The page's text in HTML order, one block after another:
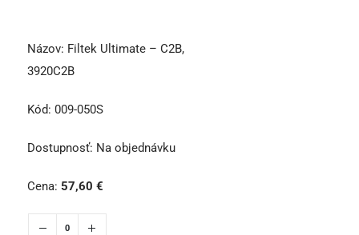
Názov: Filtek Ultimate – C2B,
3920C2B
Kód: 009-050S
Dostupnosť: Na objednávku
Cena: 57,60 €